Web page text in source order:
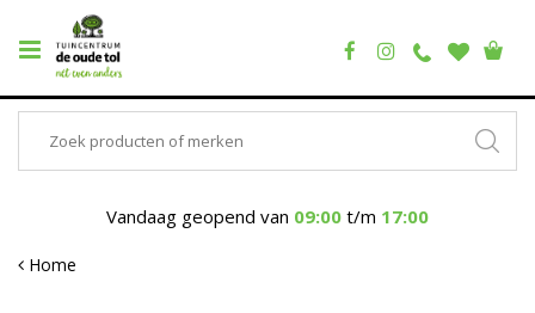
Vandaag geopend van 09:00 t/m 17:00
Home